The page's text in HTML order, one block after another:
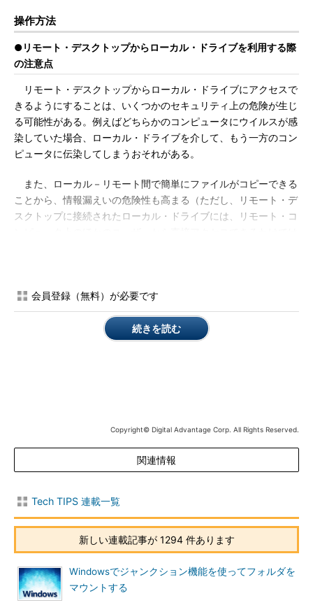
操作方法
●リモート・デスクトップからローカル・ドライブを利用する際
の注意点
リモート・デスクトップからローカル・ドライブにアクセスで
きるようにすることは、いくつかのセキュリティ上の危険が生じ
る可能性がある。例えばどちらかのコンピュータにウイルスが感
染していた場合、ローカル・ドライブを介して、もう一方のコン
ピュータに伝染してしまうおそれがある。
また、ローカル－リモート間で簡単にファイルがコピーできる
ことから、情報漏えいの危険性も高まる（ただし、リモート・デ
スクトップに接続されたローカル・ドライブには、リモート・コ
ト・コンピュータ側で禁止できるようになっている。もし禁止さ
れていたら、以下に記す手順を実行してもローカル・ドライブへ
モート・コンピュータのOSがWindows XP／Windows Server
2003／Windows Vista／Windows Server 2008であれば、ローカ
ル・ドライブへのアクセスは可能だ。
●ローカル・ドライブを利用するための設定変更方法
は、ローカル・コンピュータ上でRDCの設定を変更する必要があ
る。それにはまず、［スタート］ボタンの［すべてのプログラ
ム］－［アクセサリ］－［リモート デスクトップ接続］を実行
してRDCを起動する（Windows Server 2003では［すべてのプ
会員登録（無料）が必要です
続きを読む
Copyright© Digital Advantage Corp. All Rights Reserved.
関連情報
Tech TIPS 連載一覧
新しい連載記事が 1294 件あります
Windowsでジャンクション機能を使ってフォルダを
マウントする